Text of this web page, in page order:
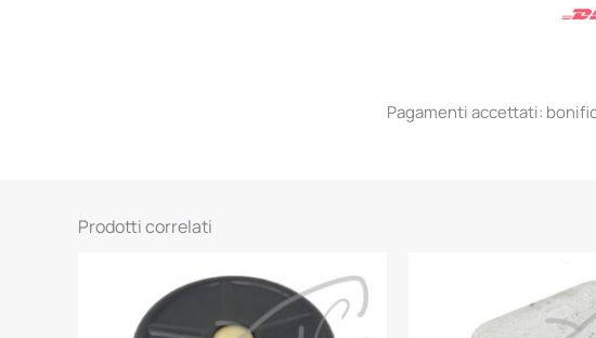
Pagamenti accettati:
Prodotti correlati